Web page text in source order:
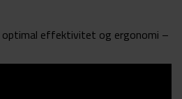
optimal effektivitet og ergonomi –